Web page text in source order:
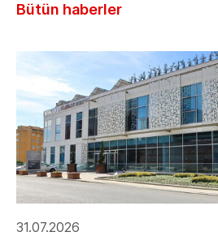
Bütün haberler
31.07.2026